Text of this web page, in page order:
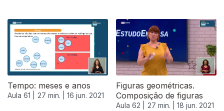
Tempo: meses e anos
Aula 61 | 27 min. | 16 jun. 2021
Figuras geométricas.
Composição de figuras
Aula 62 | 27 min. | 18 jun. 2021